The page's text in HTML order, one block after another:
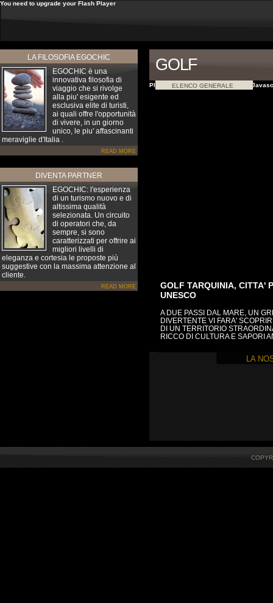
You need to upgrade your Flash Player
LA FILOSOFIA EGOCHIC
EGOCHIC è una
innovativa filosofia di
viaggio che si rivolge
alla piu' esigente ed
esclusiva elite di turisti,
ai quali offre l'opportunità
di vivere, in un giorno
unico, le piu' affascinanti
meraviglie d'Italia .
READ MORE
DIVENTA PARTNER
EGOCHIC: l'esperienza
di un turismo nuovo e di
altissima qualità
selezionata. Un circuito
di operatori che, da
sempre, si sono
caratterizzati per offrire ai
migliori livelli di
eleganza e cortesia le proposte più
suggestive con la massima attenzione al
cliente.
READ MORE
GOLF
Please install Flash� and turn on
LA
GOLF TARQUINIA, CITTA'
UNESCO
A DUE PASSI DAL MARE, UN
DIVERTENTE VI FARA'
DI UN TERRITORIO
RICCO DI CULTURA E SAPORI
ELENCO GENERALE